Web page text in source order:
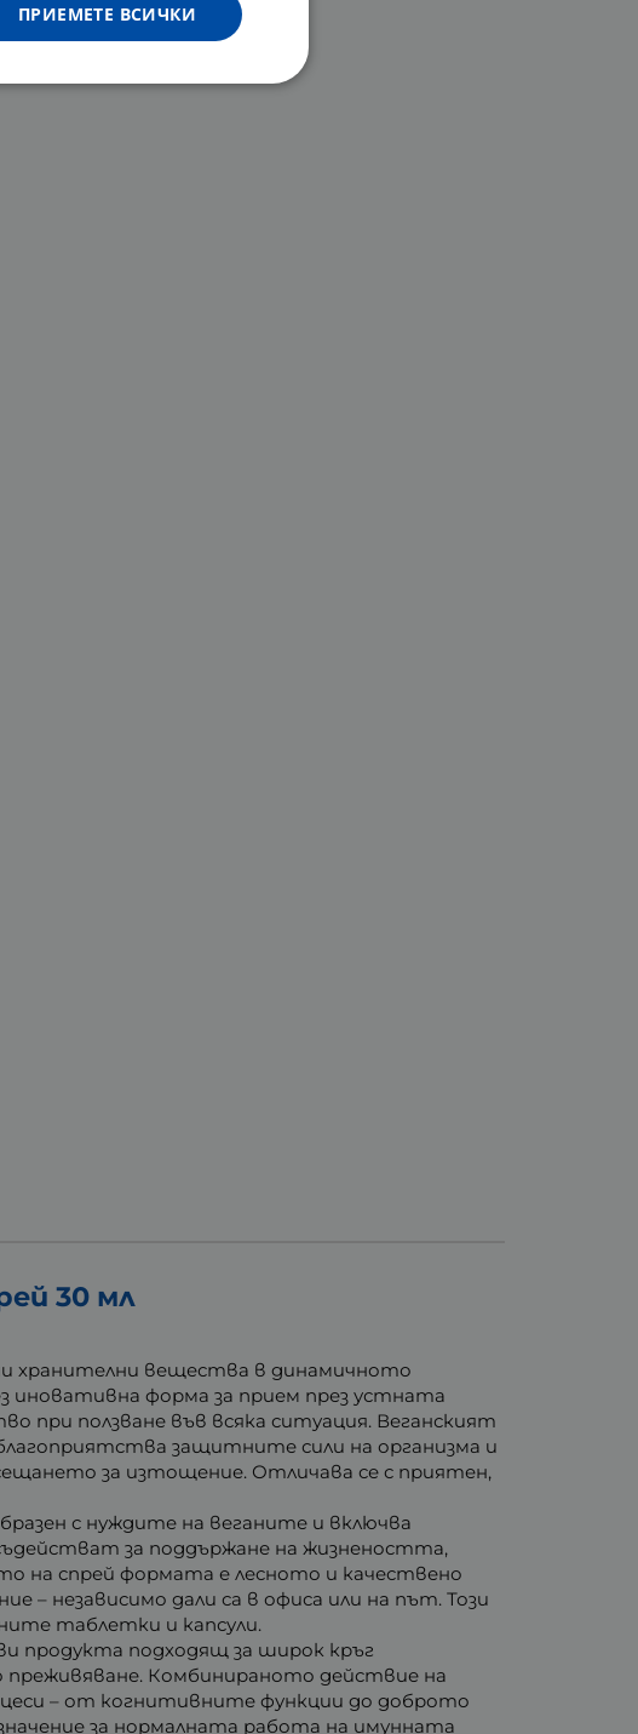
30 мл
хранителни вещества в динамичното
иновативна форма за прием през устната
при ползване във всяка ситуация. Веганският
защитните сили на организма и
за изтощение. Отличава се с приятен,
с нуждите на веганите и включва
за поддържане на жизнеността,
на спрей формата е лесното и качествено
– независимо дали са в офиса или на път. Този
таблетки и капсули.
продукта подходящ за широк кръг
Комбинираното действие на
– от когнитивните функции до доброто
за нормалната работа на имунната
ПРИЕМЕТЕ ВСИЧКИ